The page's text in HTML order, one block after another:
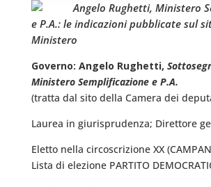
Angelo Rughetti, Ministero
e P.A.: le indicazioni pubblicate sul
Ministero
Governo: Angelo Rughetti,
Ministero Semplificazione e P.A.
(tratta dal sito della Camera dei
Laurea in giurisprudenza; Direttore
Eletto nella circoscrizione XX
Lista di elezione PARTITO